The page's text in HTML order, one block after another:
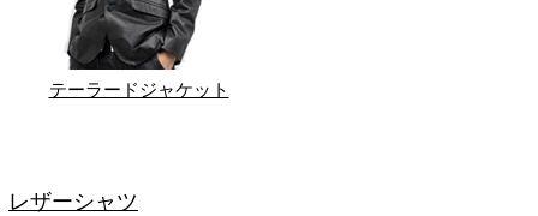
テーラードジャケット
レザーシャツ